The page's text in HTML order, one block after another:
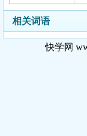
相关词语
快学网